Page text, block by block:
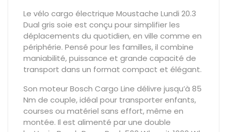
Le vélo cargo électrique Moustache Lundi 20.3
Dual gris soie est conçu pour simplifier les
déplacements du quotidien, en ville comme en
périphérie. Pensé pour les familles, il combine
maniabilité, puissance et grande capacité de
transport dans un format compact et élégant.
Son moteur Bosch Cargo Line délivre jusqu’à 85
Nm de couple, idéal pour transporter enfants,
courses ou matériel sans effort, même en
montée. Il est alimenté par une double